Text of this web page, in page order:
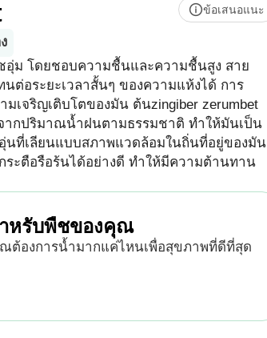
ข้อเสนอแนะ
อุ่ม โดยชอบความชื้นและความชื้นสูง สาย
ต่อระยะเวลาสั้นๆ ของความแห้งได้ การ
เจริญเติบโตของมัน ต้นzingiber zerumbet
ากปริมาณน้ำฝนตามธรรมชาติ ทำให้มันเป็น
นที่เลียนแบบสภาพแวดล้อมในถิ่นที่อยู่ของมัน
ระตือรือร้นได้อย่างดี ทำให้มีความต้านทาน
หรับพืชของคุณ
ต้องการน้ำมากแค่ไหนเพื่อสุขภาพที่ดีที่สุด